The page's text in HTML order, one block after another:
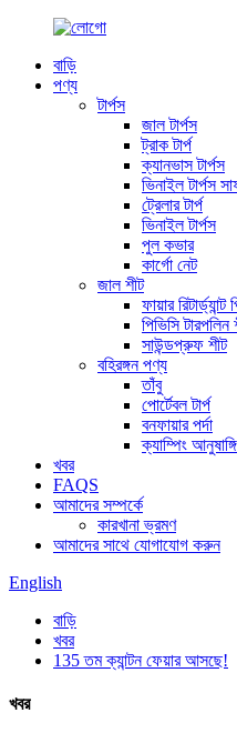
বাড়ি
পণ্য
টার্পস
জাল টার্পস
ট্রাক টার্প
ক্যানভাস টার্পস
ভিনাইল টার্পস
ট্রেলার টার্প
ভিনাইল টার্পস
পুল কভার
কার্গো নেট
জাল শীট
ফায়ার
পিভিসি টারপলিন
সাউন্ডপ্রুফ শীট
বহিরঙ্গন পণ্য
তাঁবু
পোর্টেবল টার্প
বনফায়ার পর্দা
ক্যাম্পিং
খবর
FAQS
আমাদের সম্পর্কে
কারখানা ভ্রমণ
আমাদের সাথে যোগাযোগ করুন
English
বাড়ি
খবর
135 তম ক্যান্টন ফেয়ার আসছে!
খবর